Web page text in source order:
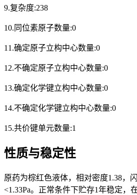
9.复杂度:238
10.同位素原子数量:0
11.确定原子立构中心数量:0
12.不确定原子立构中心数量:0
13.确定化学键立构中心数量:0
14.不确定化学键立构中心数量:0
15.共价键单元数量:1
性质与稳定性
原药为棕红色液体，相对密度1.38，
<1.33Pa。正常条件下贮存1年稳定，